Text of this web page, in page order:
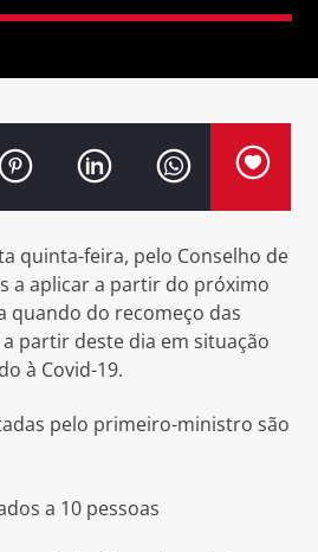
quinta-feira, pelo Conselho de
a aplicar a partir do próximo
quando do recomeço das
partir deste dia em situação
à Covid-19.
pelo primeiro-ministro são
a 10 pessoas